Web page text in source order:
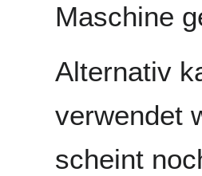
Maschine
Alternativ
verwendet
scheint